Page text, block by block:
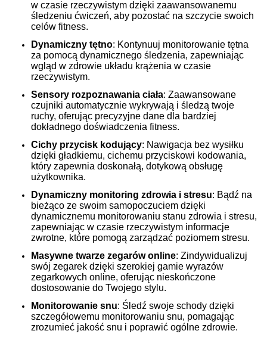
w czasie rzeczywistym dzięki zaawansowanemu
śledzeniu ćwiczeń, aby pozostać na szczycie swoich
celów fitness.
Dynamiczny tętno: Kontynuuj monitorowanie tętna
za pomocą dynamicznego śledzenia, zapewniając
wgląd w zdrowie układu krążenia w czasie
rzeczywistym.
Sensory rozpoznawania ciała: Zaawansowane
czujniki automatycznie wykrywają i śledzą twoje
ruchy, oferując precyzyjne dane dla bardziej
dokładnego doświadczenia fitness.
Cichy przycisk kodujący: Nawigacja bez wysiłku
dzięki gładkiemu, cichemu przyciskowi kodowania,
który zapewnia doskonałą, dotykową obsługę
użytkownika.
Dynamiczny monitoring zdrowia i stresu: Bądź na
bieżąco ze swoim samopoczuciem dzięki
dynamicznemu monitorowaniu stanu zdrowia i stresu,
zapewniając w czasie rzeczywistym informacje
zwrotne, które pomogą zarządzać poziomem stresu.
Masywne twarze zegarów online: Zindywidualizuj
swój zegarek dzięki szerokiej gamie wyrazów
zegarkowych online, oferując nieskończone
dostosowanie do Twojego stylu.
Monitorowanie snu: Śledź swoje schody dzięki
szczegółowemu monitorowaniu snu, pomagając
zrozumieć jakość snu i poprawić ogólne zdrowie.